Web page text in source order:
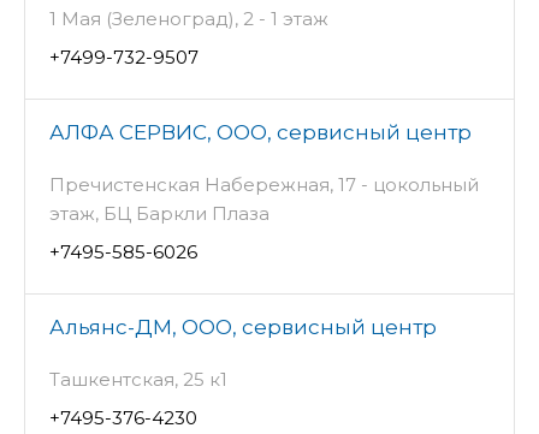
1 Мая (Зеленоград), 2 - 1 этаж
+7499-732-9507
АЛФА СЕРВИС, ООО, сервисный центр
Пречистенская Набережная, 17 - цокольный
этаж, БЦ Баркли Плаза
+7495-585-6026
Альянс-ДМ, ООО, сервисный центр
Ташкентская, 25 к1
+7495-376-4230